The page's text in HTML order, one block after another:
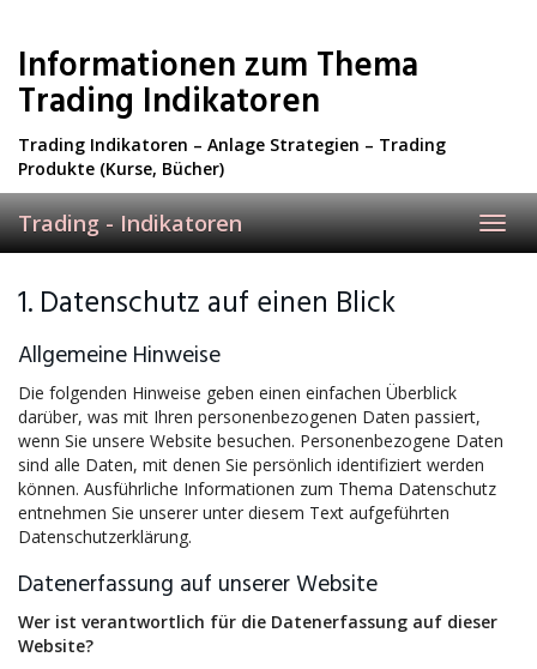
main
content
Informationen zum Thema
Trading Indikatoren
Trading Indikatoren – Anlage Strategien – Trading
Produkte (Kurse, Bücher)
Trading - Indikatoren
1. Datenschutz auf einen Blick
Allgemeine Hinweise
Die folgenden Hinweise geben einen einfachen Überblick
darüber, was mit Ihren personenbezogenen Daten passiert,
wenn Sie unsere Website besuchen. Personenbezogene Daten
sind alle Daten, mit denen Sie persönlich identifiziert werden
können. Ausführliche Informationen zum Thema Datenschutz
entnehmen Sie unserer unter diesem Text aufgeführten
Datenschutzerklärung.
Datenerfassung auf unserer Website
Wer ist verantwortlich für die Datenerfassung auf dieser
Website?